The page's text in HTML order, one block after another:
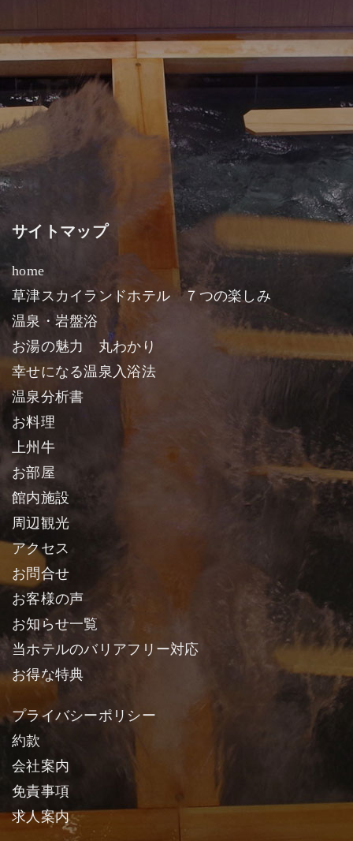
サイトマップ
home
草津スカイランドホテル ７つの楽しみ
温泉・岩盤浴
お湯の魅力 丸わかり
幸せになる温泉入浴法
温泉分析書
お料理
上州牛
お部屋
館内施設
周辺観光
アクセス
お問合せ
お客様の声
お知らせ一覧
当ホテルのバリアフリー対応
お得な特典
プライバシーポリシー
約款
会社案内
免責事項
求人案内